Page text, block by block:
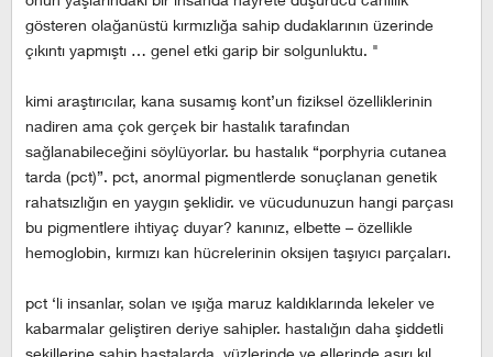
gösteren olağanüstü kırmızlığa sahip dudaklarının üzerinde
çıkıntı yapmıştı … genel etki garip bir solgunluktu. "
kimi araştırıcılar, kana susamış kont’un fiziksel özelliklerinin
nadiren ama çok gerçek bir hastalık tarafından
sağlanabileceğini söylüyorlar. bu hastalık “porphyria cutanea
tarda (pct)”. pct, anormal pigmentlerde sonuçlanan genetik
rahatsızlığın en yaygın şeklidir. ve vücudunuzun hangi parçası
bu pigmentlere ihtiyaç duyar? kanınız, elbette – özellikle
hemoglobin, kırmızı kan hücrelerinin oksijen taşıyıcı parçaları.
pct ‘li insanlar, solan ve ışığa maruz kaldıklarında lekeler ve
kabarmalar geliştiren deriye sahipler. hastalığın daha şiddetli
şekillerine sahip hastalarda, yüzlerinde ve ellerinde aşırı kıl